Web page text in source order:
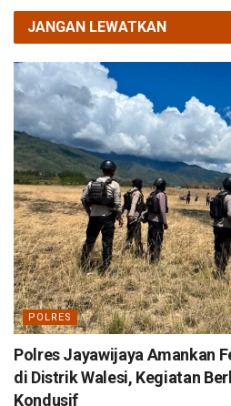
JANGAN LEWATKAN
POLRES
Polres Jayawijaya Amankan
di Distrik Walesi, Kegiatan
Kondusif